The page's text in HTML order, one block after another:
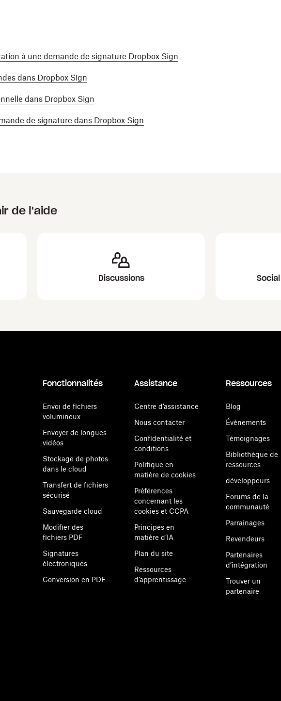
à une demande de signature Dropbox Sign
dans Dropbox Sign
dans Dropbox Sign
de signature dans Dropbox Sign
de l'aide
Discussions
Fonctionnalités
Envoi de fichiers
volumineux
Envoyer de longues
vidéos
Stockage de photos
dans le cloud
Transfert de fichiers
sécurisé
Sauvegarde cloud
Modifier des
fichiers PDF
Signatures
électroniques
Conversion en PDF
Assistance
Centre d’assistance
Nous contacter
Confidentialité et
conditions
Politique en
matière de cookies
Préférences
concernant les
cookies et CCPA
Principes en
matière d’IA
Plan du site
Ressources
d’apprentissage
Ressources
Blog
Événements
Témoignages
Bibliothèque de
ressources
développeurs
Forums de la
communauté
Parrainages
Revendeurs
Partenaires
d’intégration
Trouver un
partenaire